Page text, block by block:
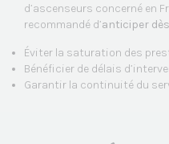
d’ascenseurs concerné en
recommandé d’anticiper
Éviter la saturation des
Bénéficier de délais
Garantir la continuité du